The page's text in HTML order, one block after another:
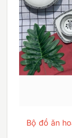
Bộ đồ ăn